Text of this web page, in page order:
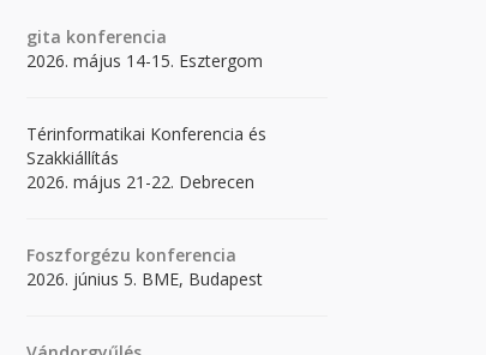
gita konferencia
2026. május 14-15. Esztergom
Térinformatikai Konferencia és
Szakkiállítás
2026. május 21-22. Debrecen
Foszforgézu konferencia
2026. június 5. BME, Budapest